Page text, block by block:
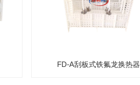
FD-A刮板式铁氟龙换热器